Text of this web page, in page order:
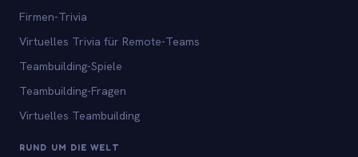
Firmen-Trivia
Virtuelles Trivia für Remote-Teams
Teambuilding-Spiele
Teambuilding-Fragen
Virtuelles Teambuilding
RUND UM DIE WELT